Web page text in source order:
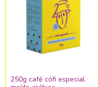
250g café cófi especial